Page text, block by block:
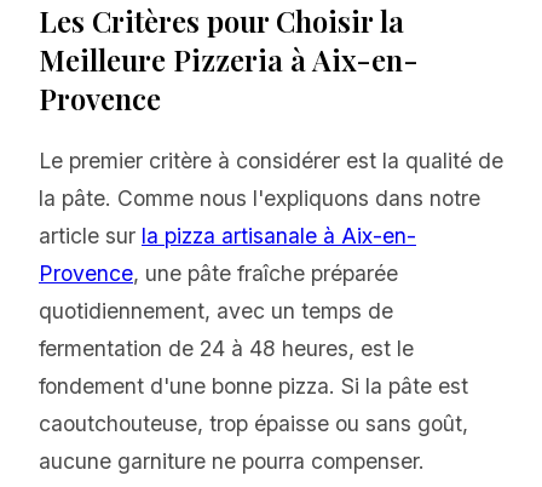
Les Critères pour Choisir la
Meilleure Pizzeria à Aix-en-
Provence
Le premier critère à considérer est la qualité de
la pâte. Comme nous l'expliquons dans notre
article sur la pizza artisanale à Aix-en-
Provence, une pâte fraîche préparée
quotidiennement, avec un temps de
fermentation de 24 à 48 heures, est le
fondement d'une bonne pizza. Si la pâte est
caoutchouteuse, trop épaisse ou sans goût,
aucune garniture ne pourra compenser.